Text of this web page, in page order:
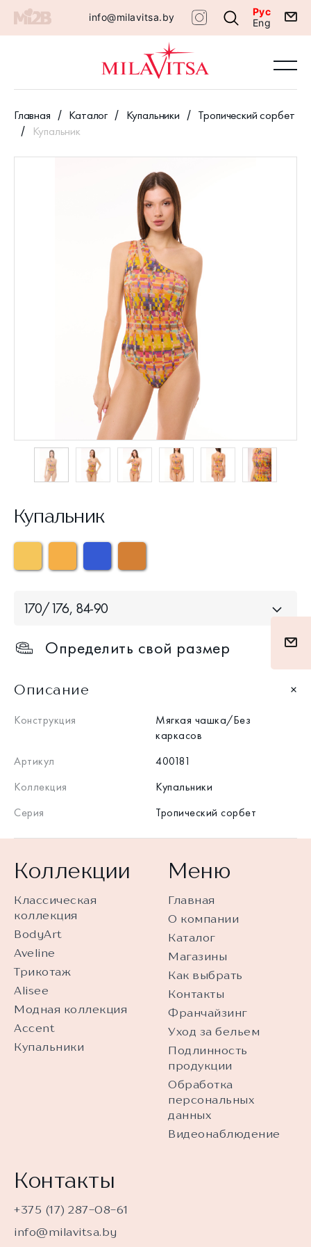
info@milavitsa.by
Рус
Eng
Главная Каталог Купальники
Тропический сорбет
Купальник
Купальник
170/176, 84-90
Определить свой размер
Описание
Конструкция
Мягкая чашка/Без
каркасов
Артикул
400181
Коллекция
Купальники
Серия
Тропический сорбет
Коллекции
Классическая
коллекция
BodyArt
Aveline
Трикотаж
Alisee
Модная коллекция
Accent
Купальники
Меню
Главная
О компании
Каталог
Магазины
Как выбрать
Контакты
Франчайзинг
Уход за бельем
Подлинность
продукции
Обработка
персональных
данных
Видеонаблюдение
Контакты
+375 (17) 287-08-61
info@milavitsa.by